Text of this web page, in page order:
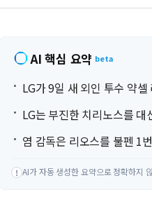
AI 핵심 요약 beta
LG가 9일 새 외인 투수 약
LG는 부진한 치리노스를
염 감독은 리오스를 불펜 1
! AI가 자동 생성한 요약으로 정확하지